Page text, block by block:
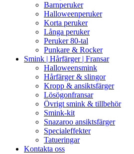
Barnperuker
Halloweenperuker
Korta peruker
Långa peruker
Peruker 80-tal
Punkare & Rocker
Smink | Hårfärger | Fransar
Halloweensmink
Hårfärger & slingor
Kropp & ansiktsfärger
Lösögonfransar
Övrigt smink & tillbehör
Smink-kit
Snazaroo ansiktsfärger
Specialeffekter
Tatueringar
Kontakta oss